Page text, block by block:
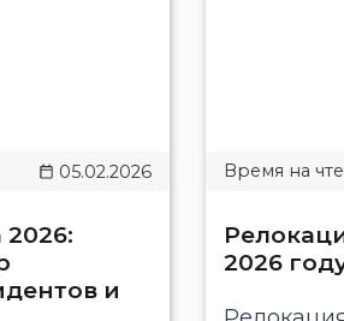
05.02.2026
и
2026